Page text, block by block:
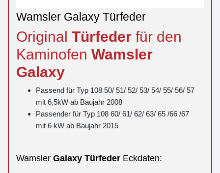
Wamsler Galaxy Türfeder
Original Türfeder für den
Kaminofen Wamsler
Galaxy
Passend für Typ 108 50/ 51/ 52/ 53/ 54/ 55/ 56/ 57
mit 6,5kW ab Baujahr 2008
Passender für Typ 108 60/ 61/ 62/ 63/ 65 /66 /67
mit 6 kW ab Baujahr 2015
Wamsler Galaxy Türfeder Eckdaten: